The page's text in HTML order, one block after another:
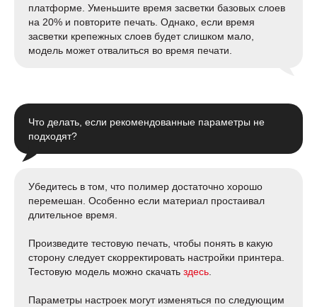
платформе. Уменьшите время засветки базовых слоев
на 20% и повторите печать. Однако, если время
засветки крепежных слоев будет слишком мало,
модель может отвалиться во время печати.
Что делать, если рекомендованные параметры не
подходят?
Убедитесь в том, что полимер достаточно хорошо
перемешан. Особенно если материал простаивал
длительное время.
Произведите тестовую печать, чтобы понять в какую
сторону следует скорректировать настройки принтера.
Тестовую модель можно скачать здесь
Параметры настроек могут изменяться по следующим